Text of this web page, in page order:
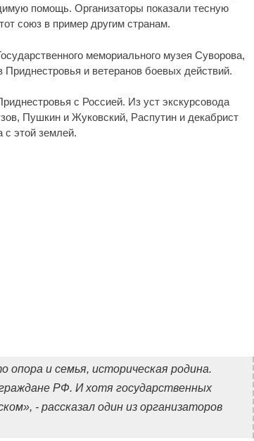
помощь. Организаторы показали тесную
союз в пример другим странам.
мемориального музея Суворова,
Приднестровья и ветеранов боевых действий.
с Россией. Из уст экскурсовода
Пушкин и Жуковский, Распутин и декабрист
с этой землей.
опора и семья, историческая родина.
РФ. И хотя государственных
- рассказал один из организаторов